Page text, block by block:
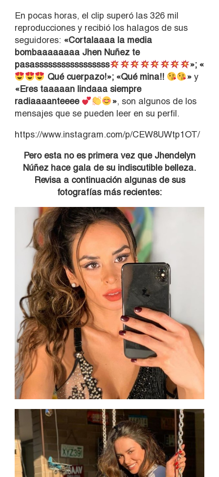
En pocas horas, el clip superó las 326 mil
reproducciones y recibió los halagos de sus
seguidores: «Cortalaaaa la media
bombaaaaaaaa Jhen Nuñez te
pasasssssssssssssssss
»; «
Qué cuerpazo!»; «Qué mina!!
» y
«Eres taaaaan lindaaa siempre
radiaaaanteeee
», son algunos de los
mensajes que se pueden leer en su perfil.
https://www.instagram.com/p/CEW8UWtp1OT/
Pero esta no es primera vez que Jhendelyn
Núñez hace gala de su indiscutible belleza.
Revisa a continuación algunas de sus
fotografías más recientes: